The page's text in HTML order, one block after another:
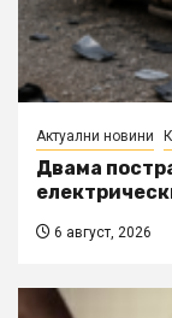
Актуални новини
Двама
6 август, 2026